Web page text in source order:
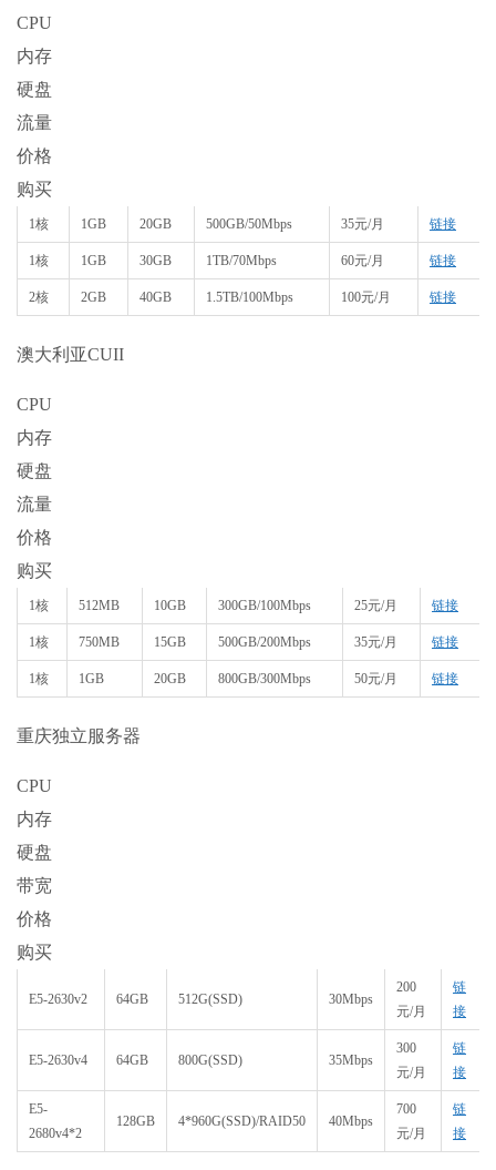
CPU
内存
硬盘
流量
价格
购买
1核 1GB 20GB 500GB/50Mbps 35元/月 链接
1核 1GB 30GB 1TB/70Mbps 60元/月 链接
2核 2GB 40GB 1.5TB/100Mbps 100元/月 链接
澳大利亚CUII
CPU
内存
硬盘
流量
价格
购买
1核 512MB 10GB 300GB/100Mbps 25元/月 链接
1核 750MB 15GB 500GB/200Mbps 35元/月 链接
1核 1GB 20GB 800GB/300Mbps 50元/月 链接
重庆独立服务器
CPU
内存
硬盘
带宽
价格
购买
E5-2630v2 64GB 512G(SSD) 30Mbps
200
元/月
链
接
E5-2630v4 64GB 800G(SSD) 35Mbps
300
元/月
链
接
E5-
2680v4*2
128GB 4*960G(SSD)/RAID50 40Mbps
700
元/月
链
接